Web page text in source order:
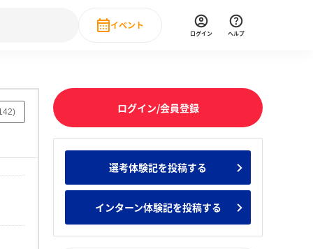
新卒就職人気企業ランキング みんなのインターン人気企業ランキ
・DX現場社員インタビュー
イベント
直近のイベント一覧
ログイン ヘルプ
)
ログイン/会員登録
選考体験記を投稿する
インターン体験記を投稿する